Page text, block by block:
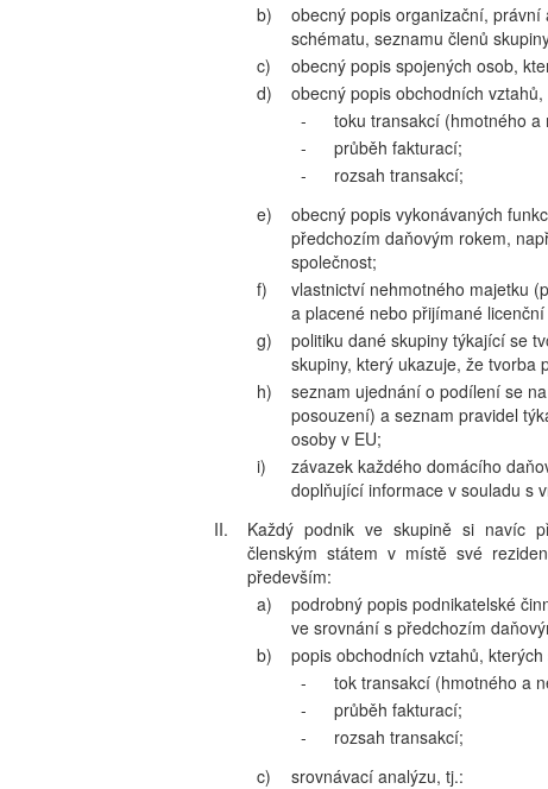
b)
obecný popis organizační,
schématu, seznamu členů
c)
obecný popis spojených osob,
d)
obecný popis obchodních
-
toku transakcí (hmotného
-
průběh fakturací;
-
rozsah transakcí;
e)
obecný popis vykonávaných
předchozím daňovým rokem,
společnost;
f)
vlastnictví nehmotného majetku
a placené nebo přijímané
g)
politiku dané skupiny týkající se
skupiny, který ukazuje, že tvorba
h)
seznam ujednání o podílení se
posouzení) a seznam pravidel
osoby v EU;
i)
závazek každého domácího
doplňující informace v souladu s
II.
Každý podnik ve skupině si navíc
členským státem v místě své
především:
a)
podrobný popis podnikatelské
ve srovnání s předchozím
b)
popis obchodních vztahů,
-
tok transakcí (hmotného a
-
průběh fakturací;
-
rozsah transakcí;
c)
srovnávací analýzu, tj.: